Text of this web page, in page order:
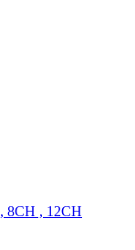
8CH , 12CH